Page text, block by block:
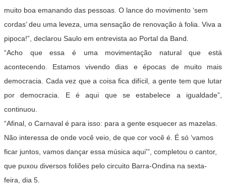
muito boa emanando das pessoas. O lance do movimento ‘sem
cordas’ deu uma leveza, uma sensação de renovação à folia. Viva a
pipoca!”, declarou Saulo em entrevista ao Portal da Band.
“Acho que essa é uma movimentação natural que está
acontecendo. Estamos vivendo dias e épocas de muito mais
democracia. Cada vez que a coisa fica difícil, a gente tem que lutar
por democracia. E é aqui que se estabelece a igualdade”,
continuou.
“Afinal, o Carnaval é para isso: para a gente esquecer as mazelas.
Não interessa de onde você veio, de que cor você é. É só ‘vamos
ficar juntos, vamos dançar essa música aqui'”, completou o cantor,
que puxou diversos foliões pelo circuito Barra-Ondina na sexta-
feira, dia 5.